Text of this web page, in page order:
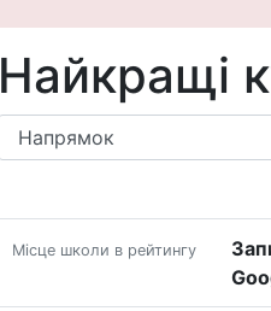
Найкращі
Місце школи в рейтингу